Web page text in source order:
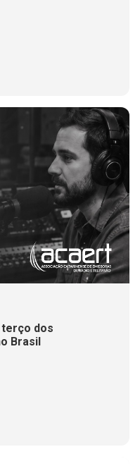
terço dos
Brasil